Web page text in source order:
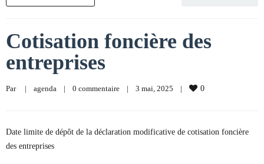
Cotisation foncière des
entreprises
Par | agenda | 0 commentaire | 3 mai, 2025 | 0
Date limite de dépôt de la déclaration modificative de cotisation foncière
des entreprises